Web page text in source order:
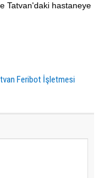
Tatvan'daki hastaneye
Feribot İşletmesi